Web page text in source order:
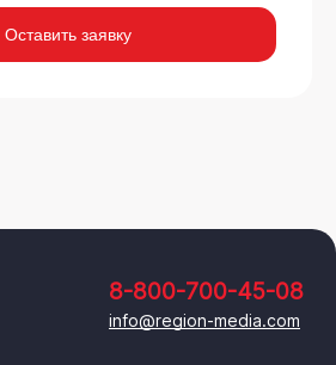
Оставить заявку
8-800-700-45-08
info@region-media.com